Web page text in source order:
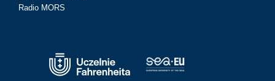
Radio MORS